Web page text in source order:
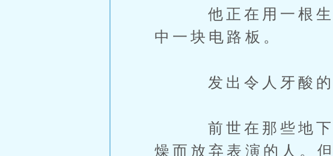
他正在用一根生锈
中一块电路板。
发出令人牙酸的
前世在那些地下排
燥而放弃表演的人。